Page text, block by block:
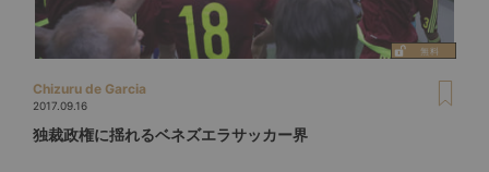
Chizuru de Garcia
2017.09.16
独裁政権に揺れるベネズエラサッカー界